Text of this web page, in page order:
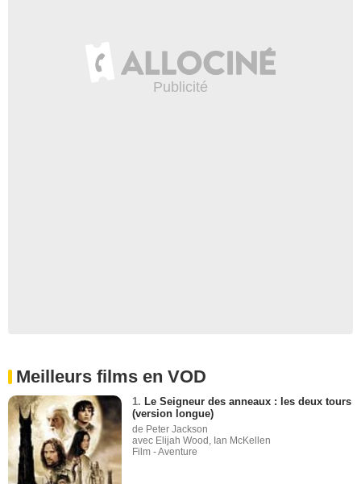
Meilleurs films en VOD
1. Le Seigneur des anneaux : les deux tours
(version longue)
de Peter Jackson
avec Elijah Wood, Ian McKellen
Film - Aventure